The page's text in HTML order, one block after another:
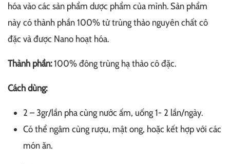
hóa vào các sản phẩm dược phẩm của mình. Sản phẩm
này có thành phần 100% từ trùng thảo nguyên chất cô
đặc và được Nano hoạt hóa.
Thành phần:100% đông trùng hạ thảo cô đặc.
Cách dùng:
2 – 3gr/lần pha cùng nước ấm, uống 1- 2 lần/ngày.
Có thể ngâm cùng rượu, mật ong, hoặc kết hợp với các
món ăn.